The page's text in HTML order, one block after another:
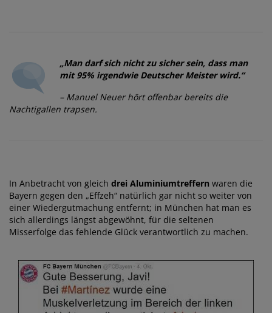
„Man darf sich nicht zu sicher sein, dass man
mit 95% irgendwie Deutscher Meister wird.“
– Manuel Neuer hört offenbar bereits die
Nachtigallen trapsen.
In Anbetracht von gleich drei Aluminiumtreffern waren die
Bayern gegen den „Effzeh“ natürlich gar nicht so weiter von
einer Wiedergutmachung entfernt; in München hat man es
sich allerdings längst abgewöhnt, für die seltenen
Misserfolge das fehlende Glück verantwortlich zu machen.